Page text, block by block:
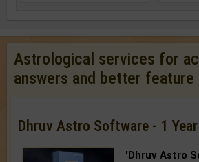
Astrological services for
answers and better feature
Dhruv Astro Software - 1 Year
'Dhruv Astro